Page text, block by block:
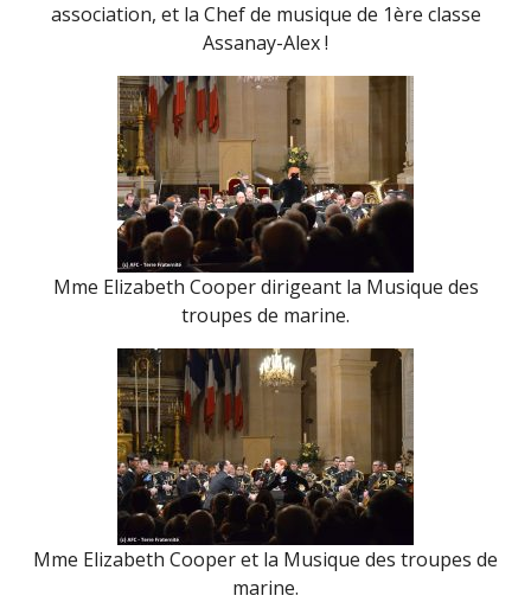
association, et la Chef de musique de 1ère classe
Assanay-Alex !
Mme Elizabeth Cooper dirigeant la Musique des
troupes de marine.
Mme Elizabeth Cooper et la Musique des troupes de
marine.